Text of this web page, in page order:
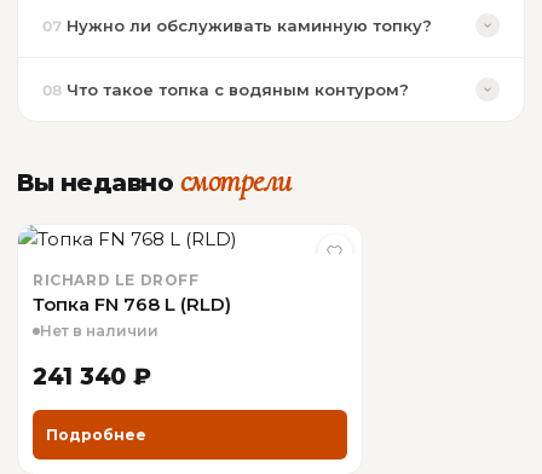
07 Нужно ли обслуживать каминную топку?
08 Что такое топка с водяным контуром?
Вы недавно смотрели
RICHARD LE DROFF
Топка FN 768 L (RLD)
Нет в наличии
241 340 ₽
Подробнее